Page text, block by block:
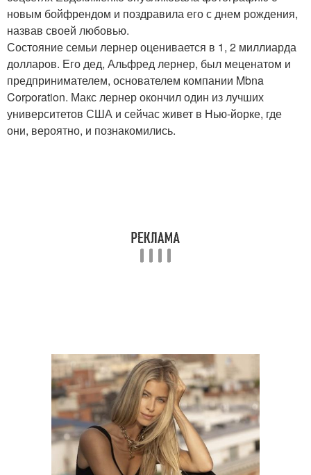
новым бойфрендом и поздравила его с днем рождения,
назвав своей любовью.
Состояние семьи лернер оценивается в 1, 2 миллиарда
долларов. Его дед, Альфред лернер, был меценатом и
предпринимателем, основателем компании Mbna
Corporation. Макс лернер окончил один из лучших
университетов США и сейчас живет в Нью-йорке, где
они, вероятно, и познакомились.